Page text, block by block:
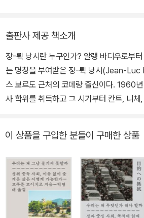
동시에 아무것도 하지 않기 위해 유연한 것
신의 칼을 돌려달라고 하면 돌려주어야 할
수 없다. 하지만 우리는 그것이 무엇인지를
자들은 오늘도 인간들이 죽는 날까지 물어
신 끊임없이 던진다.
과 영화, 무용에 대해 쓴 글을 다수의 예술지
학자 장-뤽 낭시의 글을 한국에 소개하고
낭시의 『신 정의 사랑 아름다움』이 있다.
출판사 제공 책소개
장-뤽 낭시란 누구인가? 알랭 바디우로부터 “최후의 공산주의자”라
는 명칭을 부여받은 장-뤽 낭시(Jean-
스 보르도 근처의 코데랑 출신이다. 1960
사 학위를 취득하고 그 시기부터 칸트, 니체
에 국가박사학위를 취득하고, 이때의 논문은
으로 출간된다. 데리다는 2000년에 『접촉,
낭시 사상을 주목하기도 했다. 1986년에 출간된 『무위의 공동체』는
아감벤과 랑시에르 등 동시대의 수많은 사
되었다는 평가를 받고 있다. 이 시기부터
에서 초빙교수로 재직하게 되고, 그의 저작
이 상품을 구입한 분들이 구매한 상품